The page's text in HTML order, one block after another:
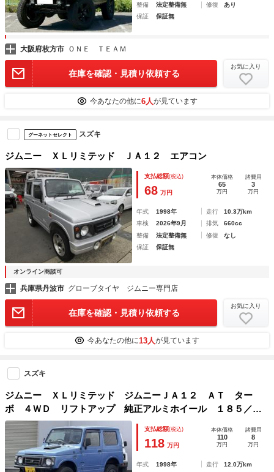
整備 法定整備無 修復
あり
保証
保証無
大阪府枚方市 ＯＮＥ ＴＥＡＭ
在庫を確認・見積り依頼する
お気に入り
今あなたの他に6人が見ています
グーネットセレクト スズキ
ジムニー ＸＬリミテッド ＪＡ１２ エアコン
支払総額(税込)
68 万円
本体価格
65
万円
諸費用
3
万円
年式 1998年 走行
10.3万km
車検
2026年9月 排気
660cc
整備
法定整備無 修復
なし
保証
保証無
オンライン商談可
兵庫県丹波市 グローブタイヤ ジムニー専門店
在庫を確認・見積り依頼する
お気に入り
今あなたの他に13人が見ています
スズキ
ジムニー ＸＬリミテッド ジムニーＪＡ１２ ＡＴ ター
ボ ４ＷＤ リフトアップ 純正アルミホイール １８５／８
５Ｒ１６ＭＴタイヤ装着 シートカバー装着 天井内装張替
支払総額(税込)
118 万円
本体価格
110
万円
諸費用
8
万円
年式 1998年 走行
12.0万km